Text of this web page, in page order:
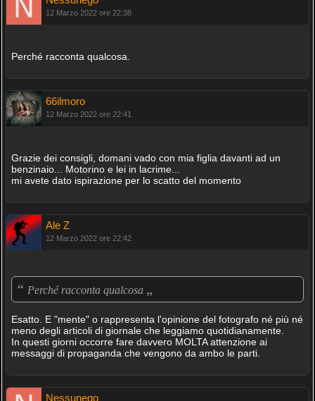
12 Marzo 2022 ore 22:38
Perché racconta qualcosa.
66ilmoro
12 Marzo 2022 ore 22:41
Grazie dei consigli, domani vado con mia figlia davanti ad un
benzinaio... Motorino e lei in lacrime...
mi avete dato ispirazione per lo scatto del momento
Ale Z
12 Marzo 2022 ore 22:42
“ Perché racconta qualcosa „
Esatto. E "mente" o rappresenta l'opinione del fotografo né più né
meno degli articoli di giornale che leggiamo quotidianamente.
In questi giorni occorre fare davvero MOLTA attenzione ai
messaggi di propaganda che vengono da ambo le parti.
Nessunego